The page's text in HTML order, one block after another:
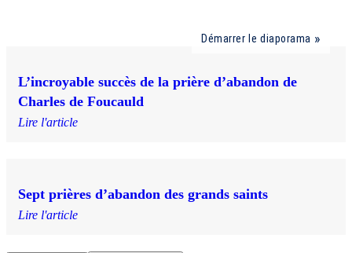
Démarrer le diaporama
L’incroyable succès de la prière d’abandon de
Charles de Foucauld
Lire l'article
Sept prières d’abandon des grands saints
Lire l'article